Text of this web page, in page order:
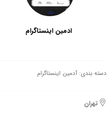
ادمین اینستاگرام
دسته بندی: آدمین اینستاگرام
تهران